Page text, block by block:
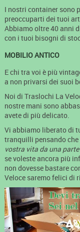
I nostri container sono
preoccuparti dei tuoi
Abbiamo oltre 40 anni
con i tuoi bisogni di
MOBILIO ANTICO
E chi tra voi è più
a non privarsi dei suoi
Noi di Traslochi La
nostre mani sono
avete di più delicato.
Vi abbiamo liberato di
tranquilli pensando
vostra vita da una
se voleste ancora più
non dovesse bastare
Veloce saremo felici di